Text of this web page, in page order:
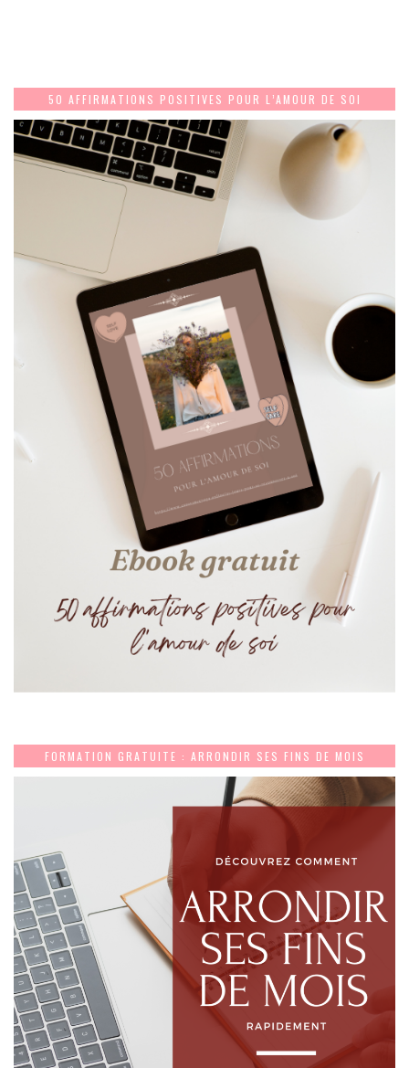
50 AFFIRMATIONS POSITIVES POUR L’AMOUR DE SOI
FORMATION GRATUITE : ARRONDIR SES FINS DE MOIS